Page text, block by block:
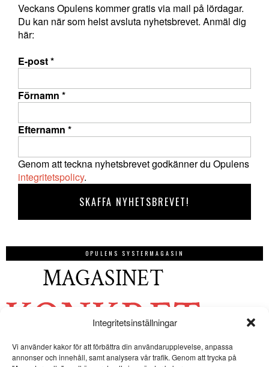
Integritetsinställningar
Vi använder kakor för att förbättra din användarupplevelse, anpassa
annonser och innehåll, samt analysera vår trafik. Genom att trycka på
Veckans Opulens kommer gratis via mail på lördagar.
Du kan när som helst avsluta nyhetsbrevet. Anmäl dig
här:
E-post*
Förnamn *
Efternamn *
Genom att teckna nyhetsbrevet godkänner du Opulens
integritetspolicy.
OPULENS SYSTERMAGASIN